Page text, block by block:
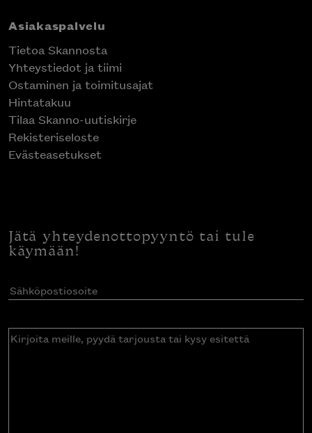
Asiakaspalvelu
Tietoa Skannosta
Yhteystiedot ja tiimi
Ostaminen ja toimitusajat
Hintatakuu
Tilaa Skanno-uutiskirje
Rekisteriseloste
Evästeasetukset
Jätä yhteydenottopyyntö tai tule
käymään!
Sähköpostiosoite(Pakollinen)
Kirjoita